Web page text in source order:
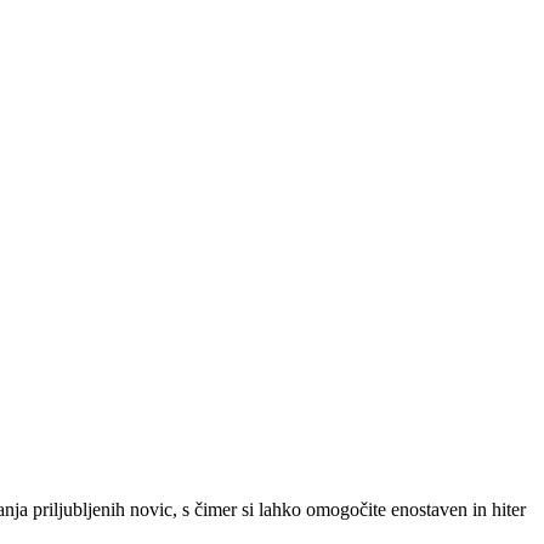
priljubljenih novic, s čimer si lahko omogočite enostaven in hiter